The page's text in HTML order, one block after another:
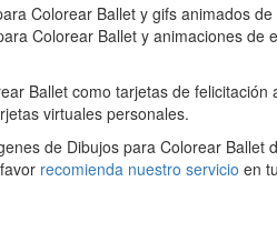
Colorear Ballet y gifs animados
Colorear Ballet y animaciones de
Ballet como tarjetas de
virtuales personales.
de Dibujos para Colorear Ballet
recomienda nuestro servicio en